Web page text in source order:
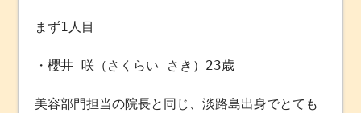
まず1人目
・櫻井 咲（さくらい さき）23歳
美容部門担当の院長と同じ、淡路島出身でとても